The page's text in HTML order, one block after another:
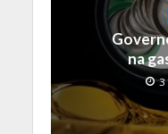
na
3